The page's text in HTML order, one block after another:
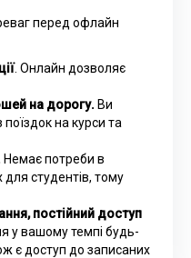
перед офлайн
. Онлайн дозволяє
на дорогу. Ви
на курси та
Немає потреби в
для студентів, тому
постійний доступ
у вашому темпі будь-
є доступ до записаних